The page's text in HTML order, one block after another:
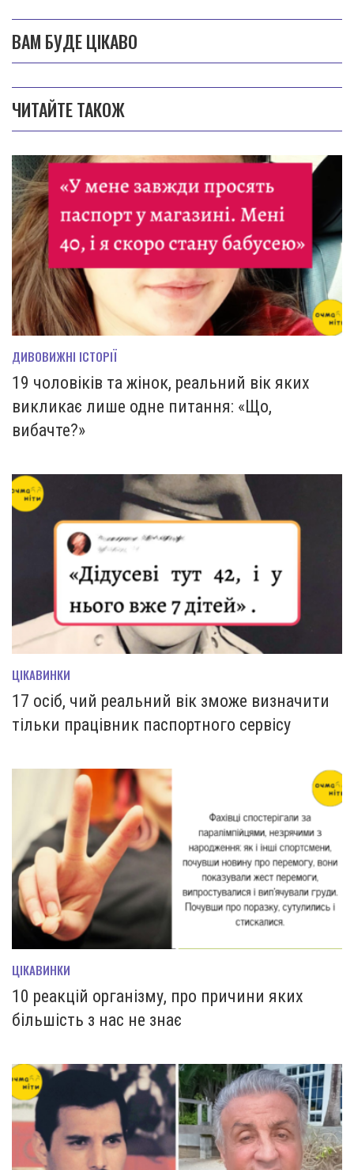
ВАМ БУДЕ ЦІКАВО
ЧИТАЙТЕ ТАКОЖ
ДИВОВИЖНІ ІСТОРІЇ
19 чоловіків та жінок, реальний вік яких
викликає лише одне питання: «Що,
вибачте?»
ЦІКАВИНКИ
17 осіб, чий реальний вік зможе визначити
тільки працівник паспортного сервісу
ЦІКАВИНКИ
10 реакцій організму, про причини яких
більшість з нас не знає